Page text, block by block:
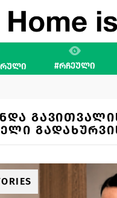
#ᲠᲩᲔᲣᲚᲘ